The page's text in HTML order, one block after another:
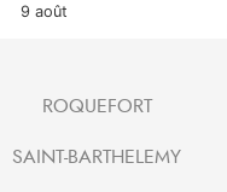
9 août
ROQUEFORT
SAINT-BARTHELEMY